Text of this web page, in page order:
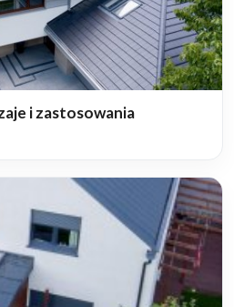
i zastosowania